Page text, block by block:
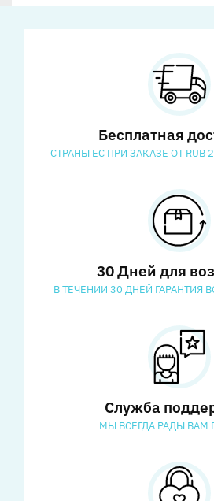
Бесплатная
СТРАНЫ ЕС ПРИ ЗАКАЗЕ ОТ RUB
30 Дней для
В ТЕЧЕНИИ 30 ДНЕЙ ГАРАНТИЯ
Служба
МЫ ВСЕГДА РАДЫ ВАМ